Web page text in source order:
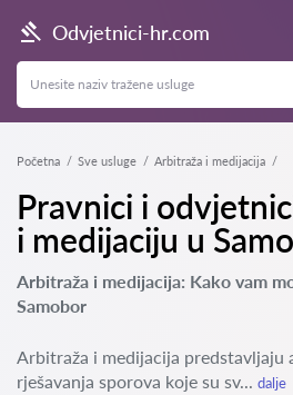
Odvjetnici-hr.com
Početna Sve usluge Arbitraža i medijacija
Pravnici i
i medijaciju u
Arbitraža i medijacija: Kako vam
Samobor
Arbitraža i medijacija predstavljaju
rješavanja sporova koje su sv... dalje